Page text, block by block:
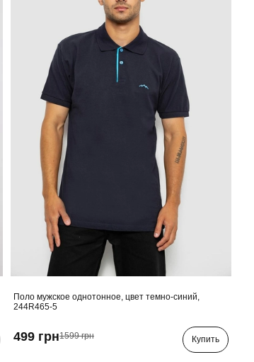
Поло мужское однотонное, цвет темно-синий,
244R465-5
499 грн1599 грн Купить